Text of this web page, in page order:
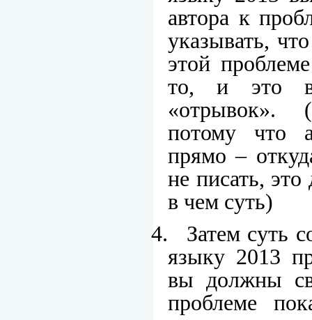
автора к
указывать,
этой
то, и это
«отрывок».
потому что
прямо –
не писать,
в чем суть)
4.
Затем суть
языку 2013
вы должны
проблеме